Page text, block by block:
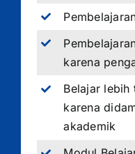
karena
Belajar lebih
karena
akademik